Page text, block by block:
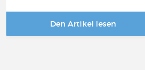
Den Artikel lesen